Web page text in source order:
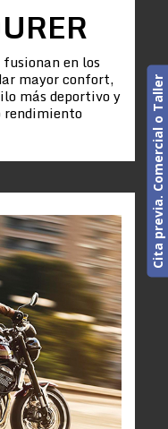
en los
mayor confort,
más deportivo y
rendimiento Cita previa. Comercial o Taller